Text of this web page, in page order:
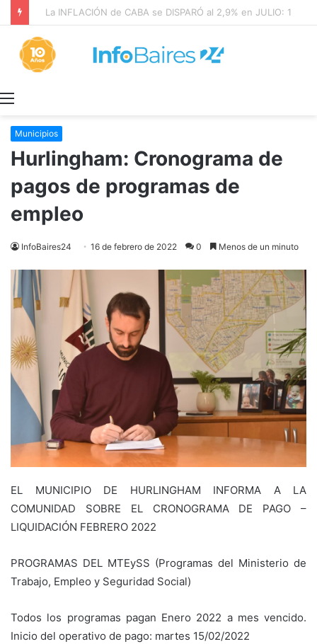
SALUD MENTAL: CONDENARON a META a PAGAR US$567 MILLONES
Municipios
Hurlingham: Cronograma de
pagos de programas de
empleo
InfoBaires24 16 de febrero de 2022 0 Menos de un minuto
EL MUNICIPIO DE HURLINGHAM INFORMA A LA
COMUNIDAD SOBRE EL CRONOGRAMA DE PAGO –
LIQUIDACIÓN FEBRERO 2022
PROGRAMAS DEL MTEySS (Programas del Ministerio de
Trabajo, Empleo y Seguridad Social)
Todos los programas pagan Enero 2022 a mes vencido.
Inicio del operativo de pago: martes 15/02/2022